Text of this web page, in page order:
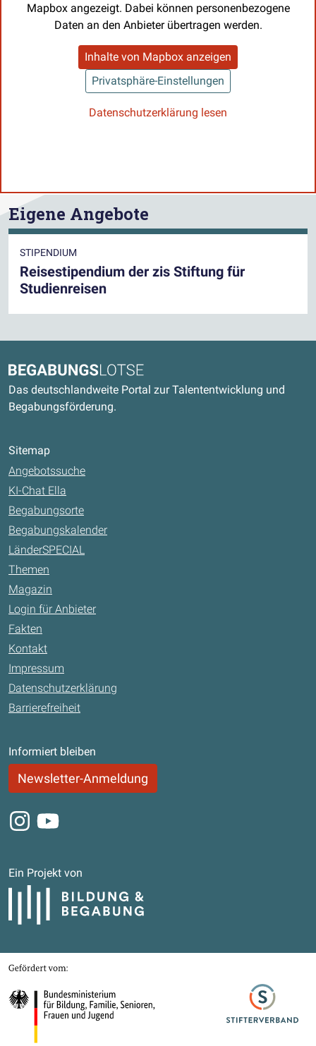
Mapbox angezeigt. Dabei können personenbezogene
Daten an den Anbieter übertragen werden.
Inhalte von Mapbox anzeigen
Privatsphäre-Einstellungen
Datenschutzerklärung lesen
Eigene Angebote
STIPENDIUM
Reisestipendium der zis Stiftung für
Studienreisen
Begabungslotse
Das deutschlandweite Portal zur Talententwicklung und
Begabungsförderung.
Sitemap
Angebotssuche
KI-Chat Ella
Begabungsorte
Begabungskalender
LänderSPECIAL
Themen
Magazin
Login für Anbieter
Fakten
Kontakt
Impressum
Datenschutzerklärung
Barrierefreiheit
Informiert bleiben
Newsletter-Anmeldung
Instagram
Youtube
Ein Projekt von
Bildung und Begabung
Gefördert von
Bundesministerium für Bildung, Familie, Senioren, Frauen und Jugend
Stifterverband